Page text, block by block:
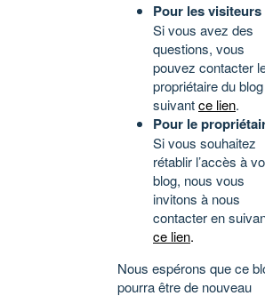
Pour les visiteurs
Si vous avez des
questions, vous
pouvez contacter
propriétaire du
suivantce lien.
Pour le
Si vous souhaitez
rétablir l’accès à
blog, nous vous
invitons à nous
contacter en
ce lien.
Nous espérons que ce
pourra être de nouveau